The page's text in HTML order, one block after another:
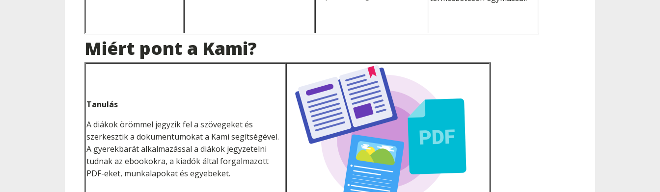
Miért pont a Kami?
Tanulás
A diákok örömmel jegyzik fel a szövegeket és
szerkesztik a dokumentumokat a Kami segítségével.
A gyerekbarát alkalmazással a diákok jegyzetelni
tudnak az ebookokra, a kiadók által forgalmazott
PDF-eket, munkalapokat és egyebeket.